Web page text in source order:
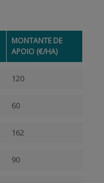
MONTANTE DE
APOIO (€/HA)
120
60
162
90